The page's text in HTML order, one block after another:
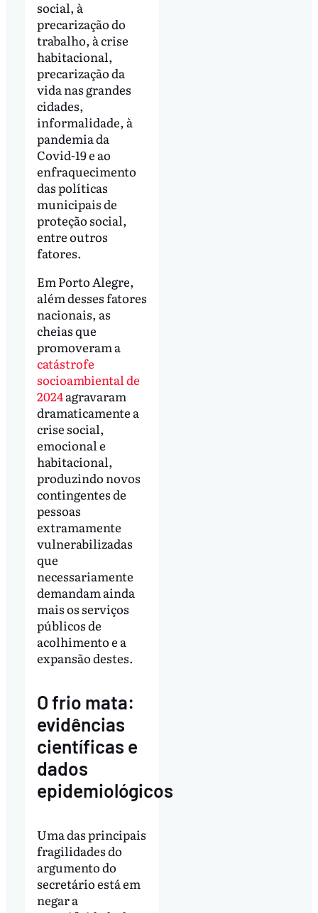
social, à
precarização do
trabalho, à crise
habitacional,
precarização da
vida nas grandes
cidades,
informalidade, à
pandemia da
Covid-19 e ao
enfraquecimento
das políticas
municipais de
proteção social,
entre outros
fatores.
Em Porto Alegre,
além desses fatores
nacionais, as
cheias que
promoveram a
catástrofe
socioambiental de
2024agravaram
dramaticamente a
crise social,
emocional e
habitacional,
produzindo novos
contingentes de
pessoas
extramamente
vulnerabilizadas
que
necessariamente
demandam ainda
mais os serviços
públicos de
acolhimento e a
expansão destes.
O frio mata:
evidências
científicas e
dados
epidemiológicos
Uma das principais
fragilidades do
argumento do
secretário está em
negar a